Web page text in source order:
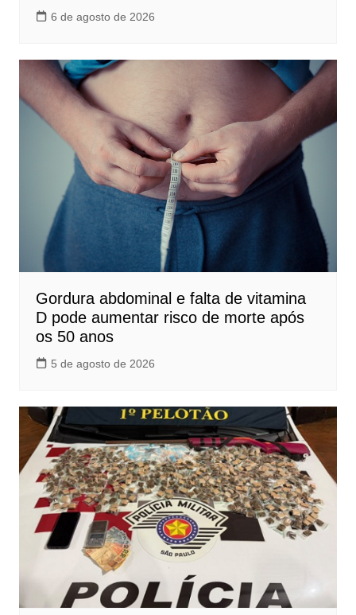
6 de agosto de 2026
Gordura abdominal e falta de vitamina
D pode aumentar risco de morte após
os 50 anos
5 de agosto de 2026